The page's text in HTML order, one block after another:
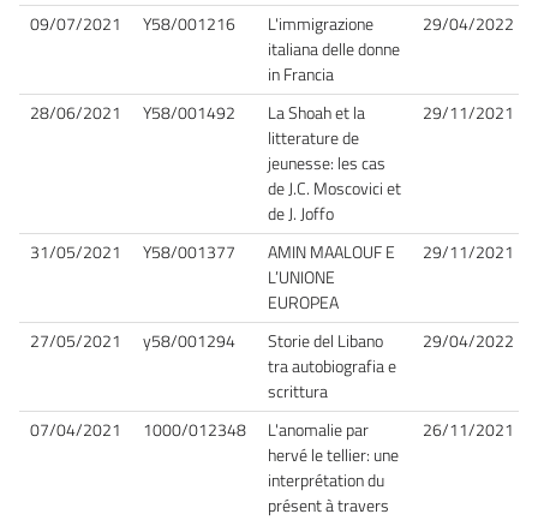
09/07/2021 Y58/001216
L'immigrazione
italiana delle donne
in Francia
29/04/2022
28/06/2021 Y58/001492
La Shoah et la
litterature de
jeunesse: les cas
de J.C. Moscovici et
de J. Joffo
29/11/2021
31/05/2021 Y58/001377
AMIN MAALOUF E
L’UNIONE
EUROPEA
29/11/2021
27/05/2021 y58/001294
Storie del Libano
tra autobiografia e
scrittura
29/04/2022
07/04/2021 1000/012348
L'anomalie par
hervé le tellier: une
interprétation du
présent à travers
26/11/2021